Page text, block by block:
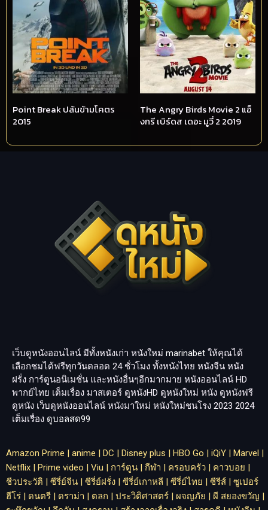
Point Break ปล้นข้ามโคตร
2015
The Angry Birds Movie 2 แอ็
งกรี เบิร์ดส เดอะ มูวี่ 2 2019
เว็บดูหนังออนไลน์ มีทั้งหนังเก่า หนังใหม่ marinabet ให้คุณได้
เลือกชมได้ฟรีทุกวันตลอด 24 ชั่วโมง ทั้งหนังไทย หนังจีน หนัง
ฝรั่ง การ์ตูนอนิเมชั่น และหนังอื่นๆอีกมากมาย หนังออนไลน์ HD
พากย์ไทย เต็มเรื่อง มาสเตอร์ ดูหนังHD ดูหนังใหม่ หนัง ดูหนังฟรี
ดูหนัง เว็บดูหนังออนไลน์ หนังมาใหม่ หนังใหม่ชนโรง 2023 2024
เต็มเรื่อง ดูบอลสด99
Amazon Prime | anime | DC | Disney plus | HBO Go | iQiY | Marvel |
Netflix | Prime video | Viu | การ์ตูน | กีฬา | ครอบครัว | คาวบอย |
ชีวประวัติ | ซีรี่ย์จีน | ซีรี่ย์ฝรั่ง | ซีรี่ย์เกาหลี | ซีรี่ย์ไทย | ซีรีส์ | ซูเปอร์
ฮีโร่ | ดนตรี | ดราม่า | ตลก | ประวิติศาสตร์ | ผจญภัย | ผี สยองขวัญ |